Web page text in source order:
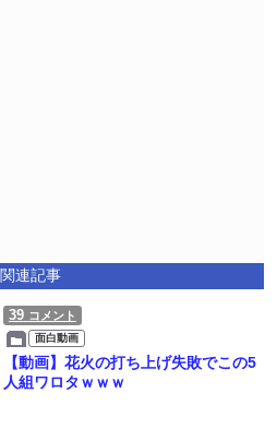
関連記事
39 コメント
面白動画
【動画】花火の打ち上げ失敗でこの5
人組ワロタｗｗｗ